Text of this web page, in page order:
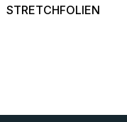
STRETCHFOLIEN